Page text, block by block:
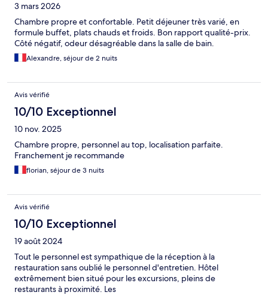
3 mars 2026
Chambre propre et confortable. Petit déjeuner très varié, en
formule buffet, plats chauds et froids. Bon rapport qualité-prix.
Côté négatif, odeur désagréable dans la salle de bain.
Alexandre, séjour de 2 nuits
Avis vérifié
10/10 Exceptionnel
10 nov. 2025
Chambre propre, personnel au top, localisation parfaite.
Franchement je recommande
florian, séjour de 3 nuits
Avis vérifié
10/10 Exceptionnel
19 août 2024
Tout le personnel est sympathique de la réception à la
restauration sans oublié le personnel d'entretien. Hôtel
extrêmement bien situé pour les excursions, pleins de
restaurants à proximité. Les